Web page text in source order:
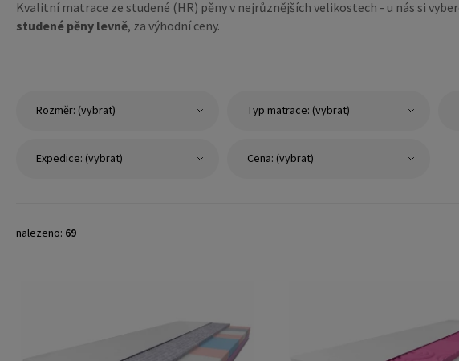
Kvalitní matrace ze studené (HR) pěny v nejrůznějších velikostech - u nás si
studené pěny levně, za výhodní ceny.
Rozměr: (vybrat) Typ matrace: (vybrat)
Expedice: (vybrat) Cena: (vybrat)
nalezeno: 69